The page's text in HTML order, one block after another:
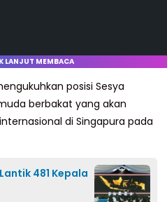
LANJUT MEMBACA
posisi Sesya
berbakat yang akan
di Singapura pada
481 Kepala